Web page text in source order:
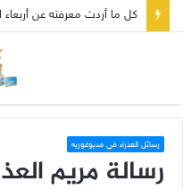
كل ما أردت معرفته عن أربعاء
رسائل العذراء في مديوغوريه
رسالة مريم